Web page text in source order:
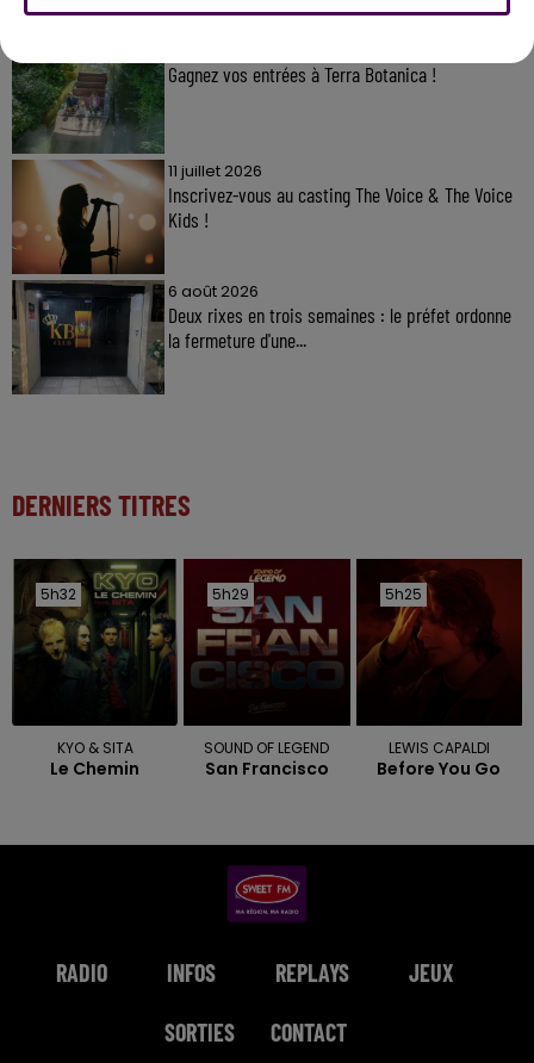
Gagnez vos entrées à Terra Botanica !
11 juillet 2026
Inscrivez-vous au casting The Voice & The Voice
Kids !
6 août 2026
Deux rixes en trois semaines : le préfet ordonne
la fermeture d'une...
DERNIERS TITRES
5h32
5h32
KYO & SITA
Le Chemin
5h29
5h29
SOUND OF LEGEND
San Francisco
5h25
5h25
LEWIS CAPALDI
Before You Go
RADIO INFOS REPLAYS JEUX
SORTIES CONTACT